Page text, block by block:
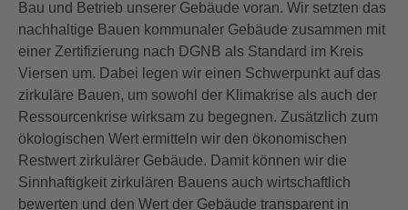
Bau und Betrieb unserer Gebäude voran. Wir setzten das
nachhaltige Bauen kommunaler Gebäude zusammen mit
einer Zertifizierung nach DGNB als Standard im Kreis
Viersen um. Dabei legen wir einen Schwerpunkt auf das
zirkuläre Bauen, um sowohl der Klimakrise als auch der
Ressourcenkrise wirksam zu begegnen. Zusätzlich zum
ökologischen Wert ermitteln wir den ökonomischen
Restwert zirkulärer Gebäude. Damit können wir die
Sinnhaftigkeit zirkulären Bauens auch wirtschaftlich
bewerten und den Wert der Gebäude transparent in